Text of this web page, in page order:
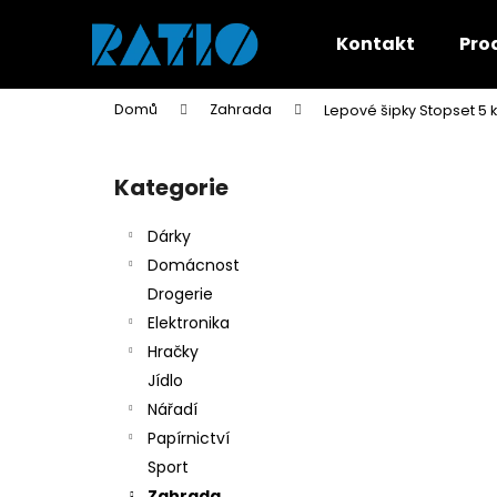
Kontakt
Domů Zahrada Lepové šipky Stopset 5
Přeskočit
kategorie
Kategorie
Dárky
Domácnost
Drogerie
Elektronika
Hračky
Jídlo
Nářadí
Papírnictví
Sport
í
Zpět
do
obchodu
Zpět
do
obchodu